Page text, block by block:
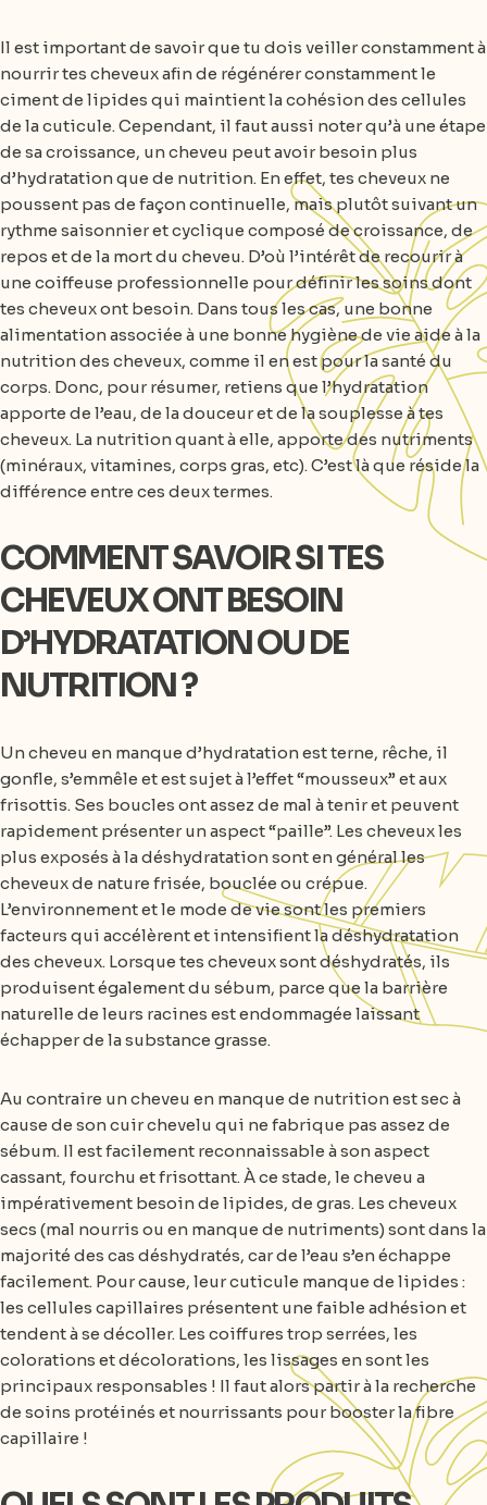
Il est important de savoir que tu dois veiller constamment à
nourrir tes cheveux afin de régénérer constamment le
ciment de lipides qui maintient la cohésion des cellules
de la cuticule. Cependant, il faut aussi noter qu’à une étape
de sa croissance, un cheveu peut avoir besoin plus
d’hydratation que de nutrition. En effet, tes cheveux ne
poussent pas de façon continuelle, mais plutôt suivant un
rythme saisonnier et cyclique composé de croissance, de
repos et de la mort du cheveu. D’où l’intérêt de recourir à
une coiffeuse professionnelle pour définir les soins dont
tes cheveux ont besoin. Dans tous les cas, une bonne
alimentation associée à une bonne hygiène de vie aide à la
nutrition des cheveux, comme il en est pour la santé du
corps. Donc, pour résumer, retiens que l’hydratation
apporte de l’eau, de la douceur et de la souplesse à tes
cheveux. La nutrition quant à elle, apporte des nutriments
(minéraux, vitamines, corps gras, etc). C’est là que réside la
différence entre ces deux termes.
COMMENT SAVOIR SI TES
CHEVEUX ONT BESOIN
D’HYDRATATION OU DE
NUTRITION ?
Un cheveu en manque d’hydratation est terne, rêche, il
gonfle, s’emmêle et est sujet à l’effet “mousseux” et aux
frisottis. Ses boucles ont assez de mal à tenir et peuvent
rapidement présenter un aspect “paille”. Les cheveux les
plus exposés à la déshydratation sont en général les
cheveux de nature frisée, bouclée ou crépue.
L’environnement et le mode de vie sont les premiers
facteurs qui accélèrent et intensifient la déshydratation
des cheveux. Lorsque tes cheveux sont déshydratés, ils
produisent également du sébum, parce que la barrière
naturelle de leurs racines est endommagée laissant
échapper de la substance grasse.
Au contraire un cheveu en manque de nutrition est sec à
cause de son cuir chevelu qui ne fabrique pas assez de
sébum. Il est facilement reconnaissable à son aspect
cassant, fourchu et frisottant. À ce stade, le cheveu a
impérativement besoin de lipides, de gras. Les cheveux
secs (mal nourris ou en manque de nutriments) sont dans la
majorité des cas déshydratés, car de l’eau s’en échappe
facilement. Pour cause, leur cuticule manque de lipides :
les cellules capillaires présentent une faible adhésion et
tendent à se décoller. Les coiffures trop serrées, les
colorations et décolorations, les lissages en sont les
principaux responsables ! Il faut alors partir à la recherche
de soins protéinés et nourrissants pour booster la fibre
capillaire !